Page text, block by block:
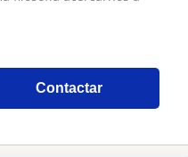
Contactar